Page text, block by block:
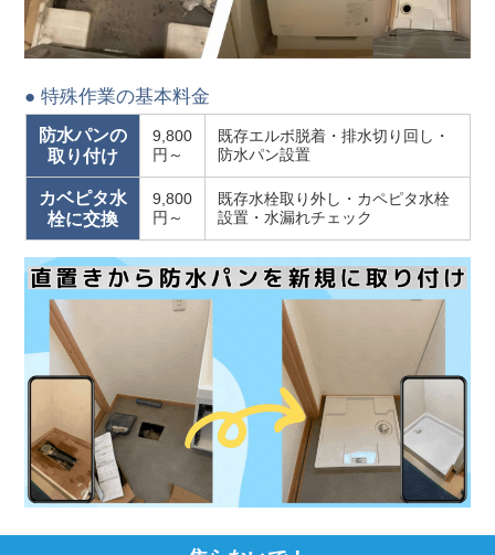
● 特殊作業の基本料金
防水パンの
取り付け
9,800
円～
既存エルボ脱着・排水切り回し・
防水パン設置
カベピタ水
栓に交換
9,800
円～
既存水栓取り外し・カペピタ水栓
設置・水漏れチェック